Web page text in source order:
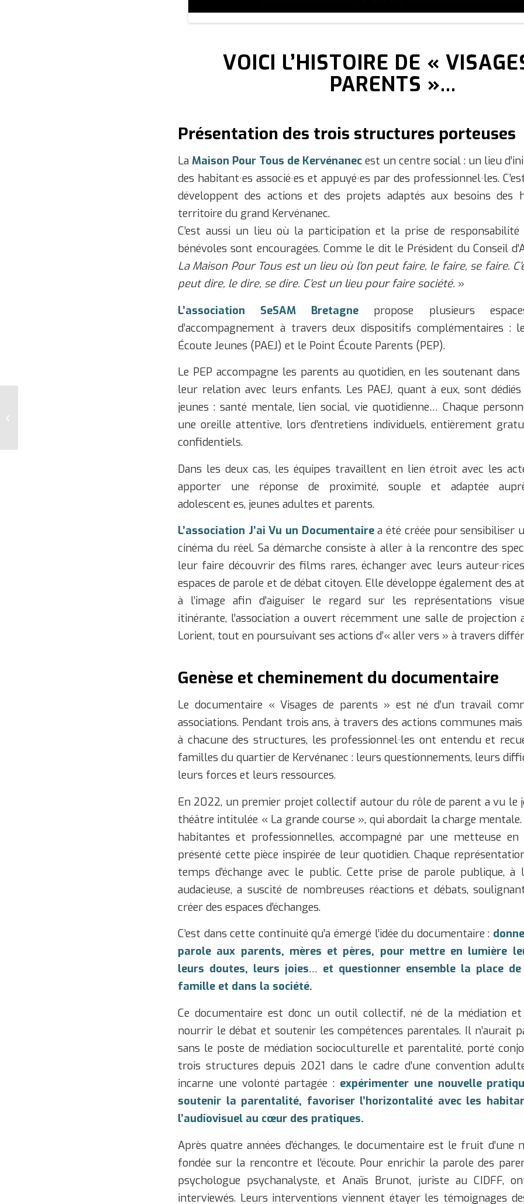
VOICI L’HISTOIRE DE «
PARENTS »…
Présentation des trois structures porteuses
La Maison Pour Tous de Kervénanec est un centre social : un lieu
des habitant·es associé·es et appuyé·es par des professionnel·les.
développent des actions et des projets adaptés aux besoins des
territoire du grand Kervénanec.
C’est aussi un lieu où la participation et la prise de responsabilité
bénévoles sont encouragées. Comme le dit le Président du Conseil
La Maison Pour Tous est un lieu où l’on peut faire, le faire, se faire.
peut dire, le dire, se dire. C’est un lieu pour faire société. »
L’association SeSAM Bretagne propose plusieurs
d’accompagnement à travers deux dispositifs complémentaires :
Écoute Jeunes (PAEJ) et le Point Écoute Parents (PEP).
Le PEP accompagne les parents au quotidien, en les soutenant
leur relation avec leurs enfants. Les PAEJ, quant à eux, sont
jeunes : santé mentale, lien social, vie quotidienne… Chaque
une oreille attentive, lors d’entretiens individuels, entièrement
confidentiels.
Dans les deux cas, les équipes travaillent en lien étroit avec les
apporter une réponse de proximité, souple et adaptée
adolescent·es, jeunes adultes et parents.
L’association J’ai Vu un Documentairea été créée pour sensibiliser
cinéma du réel. Sa démarche consiste à aller à la rencontre des
leur faire découvrir des films rares, échanger avec leurs
espaces de parole et de débat citoyen. Elle développe également des
à l’image afin d’aiguiser le regard sur les représentations
itinérante, l’association a ouvert récemment une salle de projection
Lorient, tout en poursuivant ses actions d’« aller vers » à travers
Genèse et cheminement du documentaire
Le documentaire « Visages de parents » est né d’un travail
associations. Pendant trois ans, à travers des actions communes
à chacune des structures, les professionnel·les ont entendu et
familles du quartier de Kervénanec : leurs questionnements, leurs
leurs forces et leurs ressources.
En 2022, un premier projet collectif autour du rôle de parent a vu le
théâtre intitulée « La grande course », qui abordait la charge
habitantes et professionnelles, accompagné par une metteuse
présenté cette pièce inspirée de leur quotidien. Chaque
temps d’échange avec le public. Cette prise de parole publique,
audacieuse, a suscité de nombreuses réactions et débats,
créer des espaces d’échanges.
C’est dans cette continuité qu’a émergé l’idée du documentaire :
parole aux parents, mères et pères, pour mettre en lumière
leurs doutes, leurs joies… et questionner ensemble la place
famille et dans la société.
Ce documentaire est donc un outil collectif, né de la médiation
nourrir le débat et soutenir les compétences parentales. Il n’aurait
sans le poste de médiation socioculturelle et parentalité, porté
trois structures depuis 2021 dans le cadre d’une convention
incarne une volonté partagée : expérimenter une nouvelle
soutenir la parentalité, favoriser l’horizontalité avec les
l’audiovisuel au cœur des pratiques.
Après quatre années d’échanges, le documentaire est le fruit d’une
fondée sur la rencontre et l’écoute. Pour enrichir la parole des
psychologue psychanalyste, et Anaïs Brunot, juriste au CIDFF,
interviewés. Leurs interventions viennent étayer les témoignages